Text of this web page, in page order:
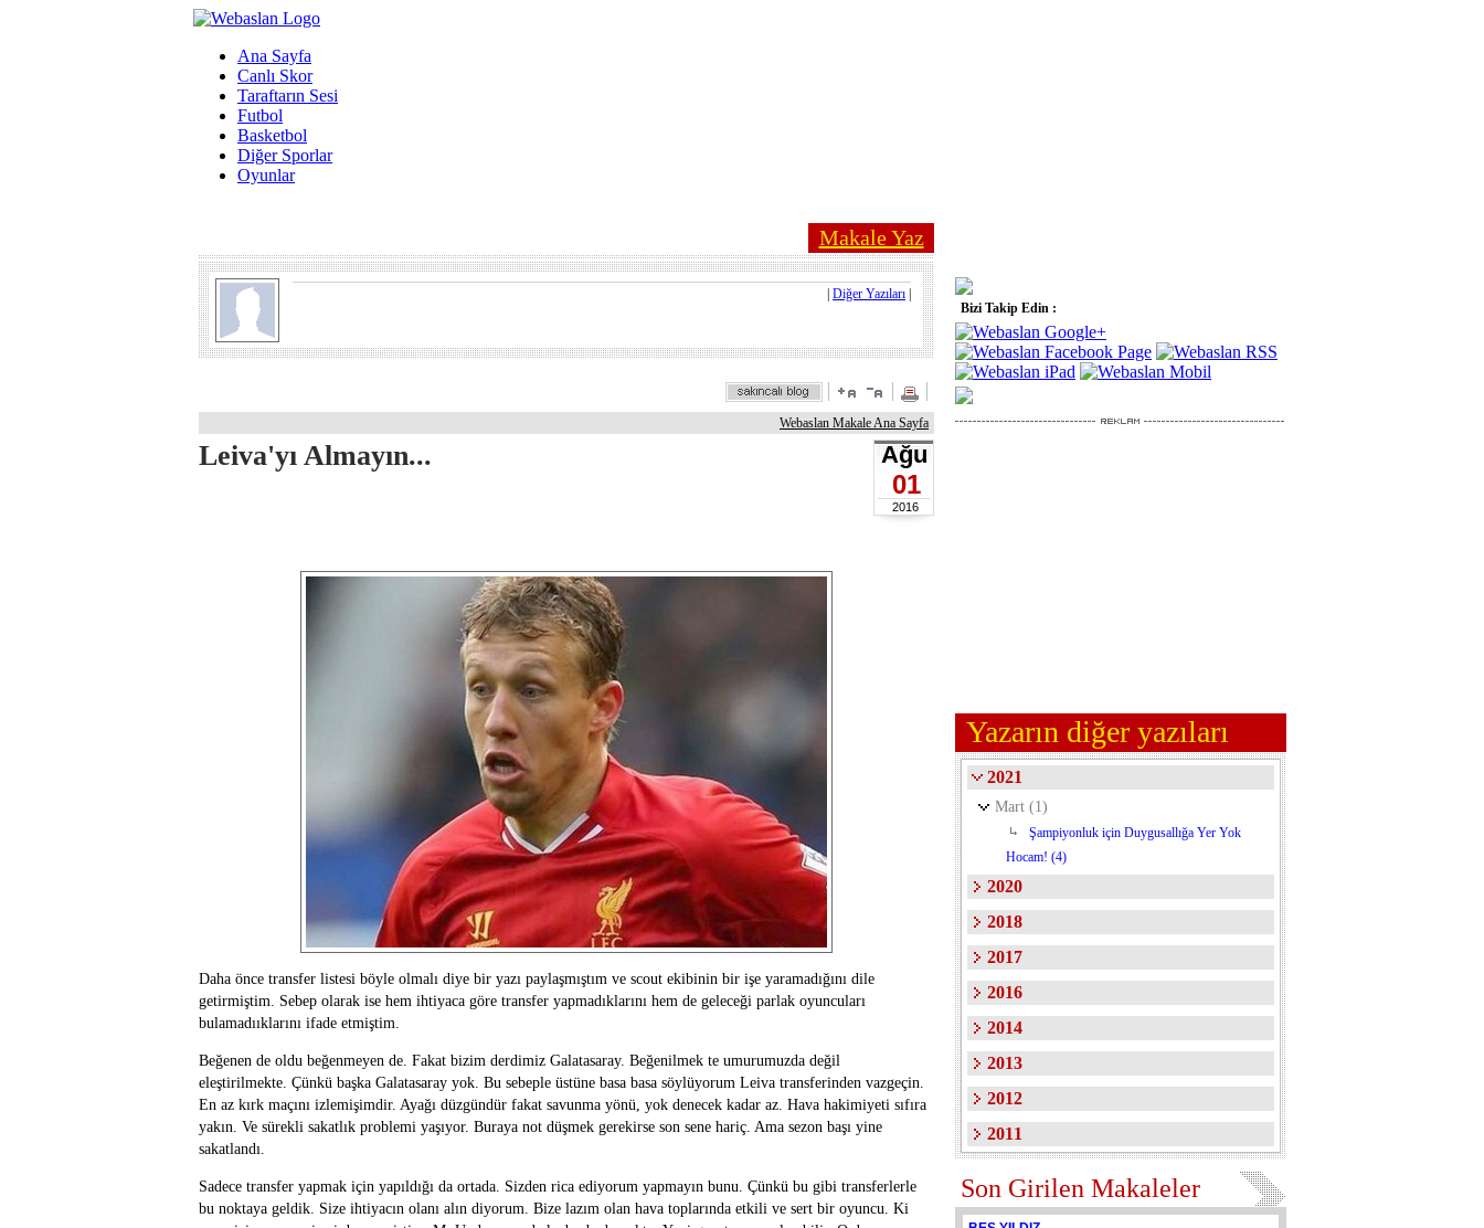
Ana Sayfa
Canlı Skor
Taraftarın Sesi
Futbol
Basketbol
Diğer Sporlar
Oyunlar
Makale Yaz
Diğer Yazıları
Webaslan Makale Ana Sayfa
Leiva'yı Almayın... Ağu
01
2016
Daha önce transfer listesi böyle olmalı diye bir yazı paylaşmıştım ve scout ekibinin bir işe yaramadığını dile
getirmiştim. Sebep olarak ise hem ihtiyaca göre transfer yapmadıklarını hem de geleceği parlak oyuncuları
bulamadııklarını ifade etmiştim.
Beğenen de oldu beğenmeyen de. Fakat bizim derdimiz Galatasaray. Beğenilmek te umurumuzda değil
eleştirilmekte. Çünkü başka Galatasaray yok. Bu sebeple üstüne basa basa söylüyorum Leiva transferinden vazgeçin.
En az kırk maçını izlemişimdir. Ayağı düzgündür fakat savunma yönü, yok denecek kadar az. Hava hakimiyeti sıfıra
yakın. Ve sürekli sakatlık problemi yaşıyor. Buraya not düşmek gerekirse son sene hariç. Ama sezon başı yine
sakatlandı.
Sadece transfer yapmak için yapıldığı da ortada. Sizden rica ediyorum yapmayın bunu. Çünkü bu gibi transferlerle
bu noktaya geldik. Size ihtiyacın olanı alın diyorum. Bize lazım olan hava toplarında etkili ve sert bir oyuncu. Ki
Bizi Takip Edin :
Yazarın diğer yazıları
2021
Mart (1)
Şampiyonluk için Duygusallığa Yer Yok
Hocam! (4)
2020
2018
2017
2016
2014
2013
2012
2011
Son Girilen Makaleler